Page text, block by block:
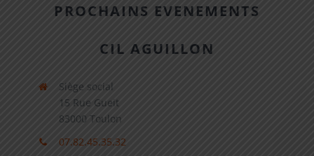
PROCHAINS EVENEMENTS
CIL AGUILLON
Siège social
15 Rue Gueit
83000 Toulon
07.82.45.35.32